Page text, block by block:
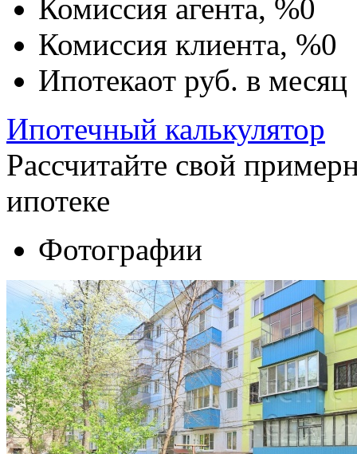
Комиссия агента, %0
Комиссия клиента, %0
Ипотекаот руб. в месяц
Ипотечный калькулятор
Рассчитайте свой
ипотеке
Фотографии